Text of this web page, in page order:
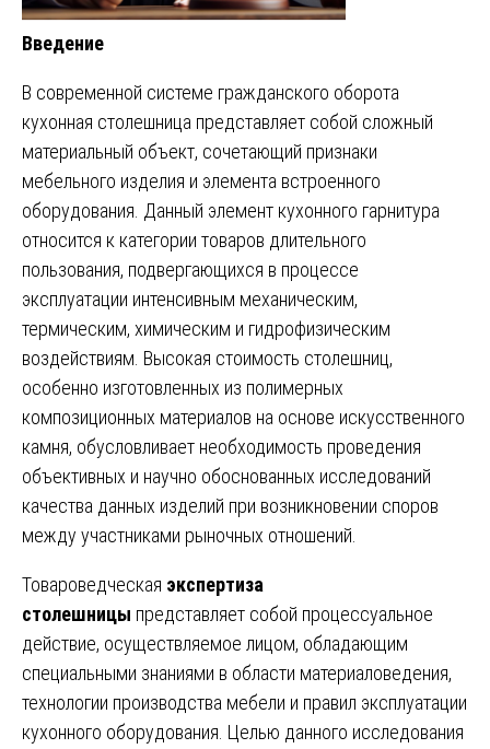
Введение
В современной системе гражданского оборота
кухонная столешница представляет собой сложный
материальный объект, сочетающий признаки
мебельного изделия и элемента встроенного
оборудования. Данный элемент кухонного гарнитура
относится к категории товаров длительного
пользования, подвергающихся в процессе
эксплуатации интенсивным механическим,
термическим, химическим и гидрофизическим
воздействиям. Высокая стоимость столешниц,
особенно изготовленных из полимерных
композиционных материалов на основе искусственного
камня, обусловливает необходимость проведения
объективных и научно обоснованных исследований
качества данных изделий при возникновении споров
между участниками рыночных отношений.
Товароведческая экспертиза
столешницы представляет собой процессуальное
действие, осуществляемое лицом, обладающим
специальными знаниями в области материаловедения,
технологии производства мебели и правил эксплуатации
кухонного оборудования. Целью данного исследования